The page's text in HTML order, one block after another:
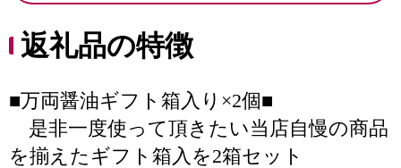
返礼品の特徴
■万両醤油ギフト箱入り×2個■
是非一度使って頂きたい当店自慢の商品
を揃えたギフト箱入を2箱セット